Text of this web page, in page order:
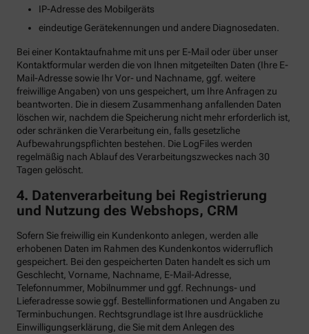
IP-Adresse des Mobilgeräts
eindeutige Gerätekennungen und andere Diagnosedaten.
Bei einer Kontaktaufnahme mit uns per E-Mail oder über unser
Kontaktformular werden die von Ihnen mitgeteilten Daten (Ihre E-
Mail-Adresse sowie Ihr Vor- und Nachname, ggf. weitere
freiwillige Angaben) von uns gespeichert, um Ihre Anfragen zu
beantworten. Die in diesem Zusammenhang anfallenden Daten
löschen wir, nachdem die Speicherung nicht mehr erforderlich ist,
oder schränken die Verarbeitung ein, falls gesetzliche
Aufbewahrungspflichten bestehen. Die LogFiles werden
regelmäßig nach Ablauf des Verarbeitungszweckes nach 30
Tagen gelöscht.
4. Datenverarbeitung bei Registrierung
und Nutzung des Webshops, CRM
Sofern Sie freiwillig ein Kundenkonto anlegen, werden alle
erhobenen Daten im Rahmen des Kundenkontos widerruflich
gespeichert. Bei den gespeicherten Daten handelt es sich um
Geschlecht, Vorname, Nachname, E-Mail-Adresse,
Telefonnummer, Mobilnummer und ggf. Rechnungs- und
Lieferadresse sowie ggf. Bestellinformationen und Angaben zu
Terminbuchungen. Rechtsgrundlage ist Ihre ausdrückliche
Einwilligungserklärung, die Sie mit dem Anlegen des